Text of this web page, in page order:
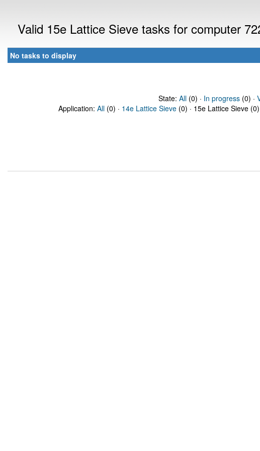
Valid 15e Lattice Sieve tasks for computer
No tasks to display
State: All(0) · In progress(0) ·
Application: All (0) · 14e Lattice Sieve (0) · 15e Lattice Sieve (0)